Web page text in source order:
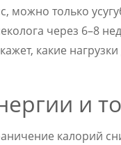
можно только
через 6–8
какие
и
калорий